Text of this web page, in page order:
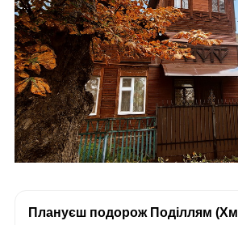
Плануєш подорож Поділлям